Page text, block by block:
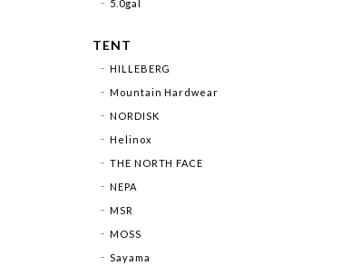
5.0gal
TENT
HILLEBERG
Mountain Hardwear
NORDISK
Helinox
THE NORTH FACE
NEPA
MSR
MOSS
Sayama